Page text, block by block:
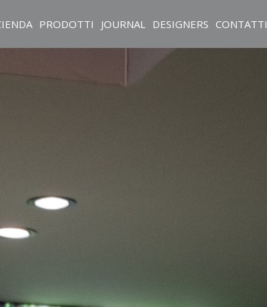
PRODOTTI JOURNAL DESIGNERS CONTATTI
2026